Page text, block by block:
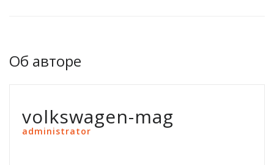
Об авторе
volkswagen-mag
administrator